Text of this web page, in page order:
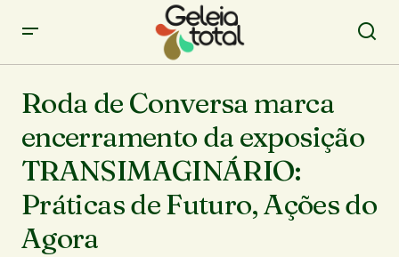
TRANSIMAGINÁRIO: Práticas de Futuro, Ações do
Agora
Roda de Conversa marca
encerramento da exposição
TRANSIMAGINÁRIO:
Práticas de Futuro, Ações do
Agora